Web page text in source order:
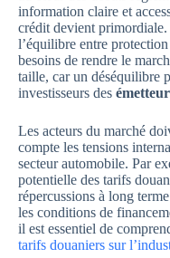
information claire et
crédit devient
l’équilibre entre
besoins de rendre le
taille, car un déséquilibre
investisseurs des
Les acteurs du marché
compte les tensions
secteur automobile. Par
potentielle des tarifs
répercussions à long
les conditions de
il est essentiel de
tarifs douaniers sur